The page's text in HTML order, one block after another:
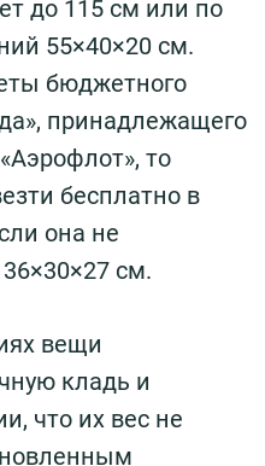
до 115 см или по
55×40×20 см.
бюджетного
принадлежащего
то
бесплатно в
она не
см.
вещи
кладь и
что их вес не